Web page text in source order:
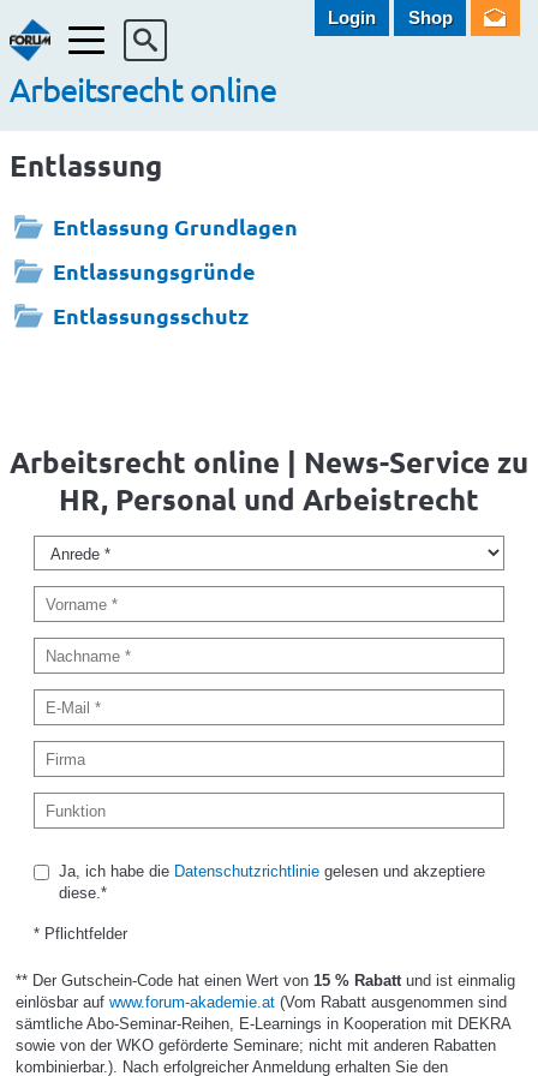
Menü
Arbeitsrecht online
Login Shop
Entlassung
Entlassung Grundlagen
Entlassungsgründe
Entlassungsschutz
Arbeitsrecht online | News-Service zu
HR, Personal und Arbeistrecht
Ja, ich habe die Datenschutzrichtliniegelesen und akzeptiere
diese.*
* Pflichtfelder
** Der Gutschein-Code hat einen Wert von 15 % Rabatt und ist einmalig
einlösbar auf www.forum-akademie.at(Vom Rabatt ausgenommen sind
sämtliche Abo-Seminar-Reihen, E-Learnings in Kooperation mit DEKRA
sowie von der WKO geförderte Seminare; nicht mit anderen Rabatten
kombinierbar.). Nach erfolgreicher Anmeldung erhalten Sie den